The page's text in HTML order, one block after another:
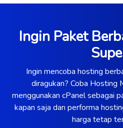
Ingin Paket
Ingin mencoba hosting
diragukan? Coba Hosting
menggunakan cPanel sebagai
kapan saja dan performa
harga tetap